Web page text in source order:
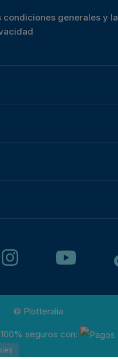
condiciones generales y la
© Plotteralia
seguros con: